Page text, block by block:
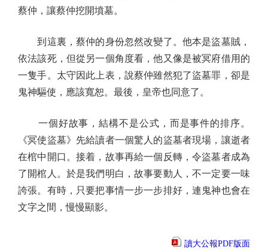
蔡仲，讓蔡仲挖開墳墓。
到這裏，蔡仲的身份忽然改變了。他本是盜墓賊，
依法該死，但從另一個角度看，他又像是被冥府借用的
一隻手。太守因此上表，說蔡仲雖然犯了盜墓罪，卻是
鬼神驅使，應該寬恕。最後，皇帝也同意了。
一個好故事，結構不是公式，而是事件的排序。
《冥使盜墓》先給讀者一個驚人的盜墓者現場，讓逝者
在棺中開口。接着，故事再給一個反轉，令盜墓者成為
了開棺人。於是我們明白，故事要動人，不一定要一味
誇張。有時，只要把事情一步一步排好，連鬼神也會在
文字之間，慢慢顯影。
讀大公報PDF版面